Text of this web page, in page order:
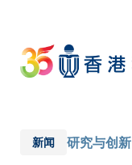
main
content
新闻 研究与创新